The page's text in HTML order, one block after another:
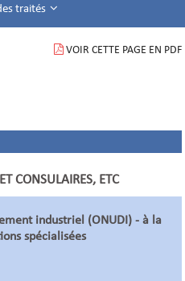
traités
VOIR CETTE PAGE EN PDF
CONSULAIRES, ETC
industriel (ONUDI) - à la
spécialisées